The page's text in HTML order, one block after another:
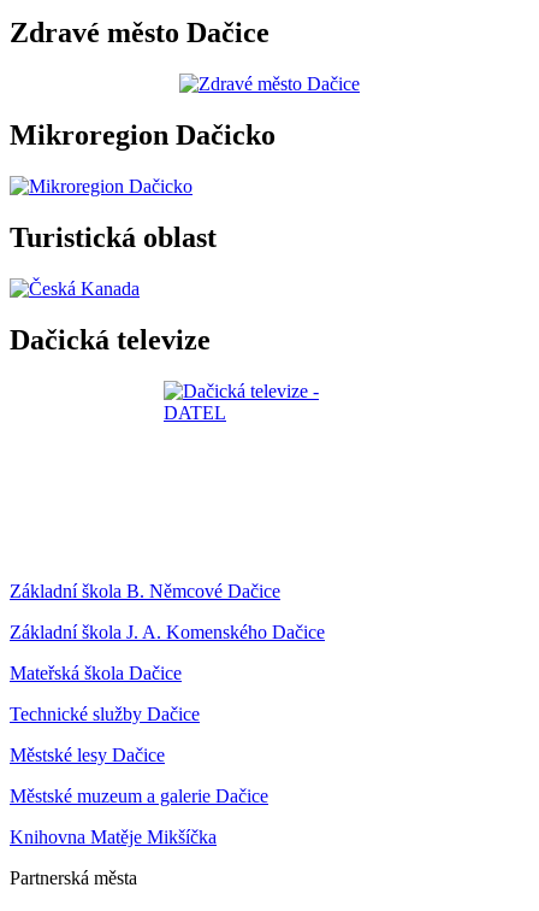
Zdravé město Dačice
Mikroregion Dačicko
Turistická oblast
Dačická televize
Základní škola B. Němcové Dačice
Základní škola J. A. Komenského Dačice
Mateřská škola Dačice
Technické služby Dačice
Městské lesy Dačice
Městské muzeum a galerie Dačice
Knihovna Matěje Mikšíčka
Partnerská města